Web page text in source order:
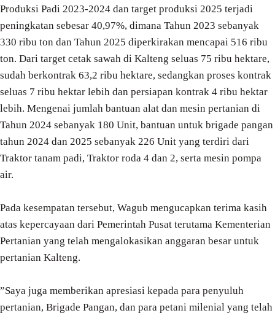
Produksi Padi 2023-2024 dan target produksi 2025 terjadi
peningkatan sebesar 40,97%, dimana Tahun 2023 sebanyak
330 ribu ton dan Tahun 2025 diperkirakan mencapai 516 ribu
ton. Dari target cetak sawah di Kalteng seluas 75 ribu hektare,
sudah berkontrak 63,2 ribu hektare, sedangkan proses kontrak
seluas 7 ribu hektar lebih dan persiapan kontrak 4 ribu hektar
lebih. Mengenai jumlah bantuan alat dan mesin pertanian di
Tahun 2024 sebanyak 180 Unit, bantuan untuk brigade pangan
tahun 2024 dan 2025 sebanyak 226 Unit yang terdiri dari
Traktor tanam padi, Traktor roda 4 dan 2, serta mesin pompa
air.
Pada kesempatan tersebut, Wagub mengucapkan terima kasih
atas kepercayaan dari Pemerintah Pusat terutama Kementerian
Pertanian yang telah mengalokasikan anggaran besar untuk
pertanian Kalteng.
”Saya juga memberikan apresiasi kepada para penyuluh
pertanian, Brigade Pangan, dan para petani milenial yang telah